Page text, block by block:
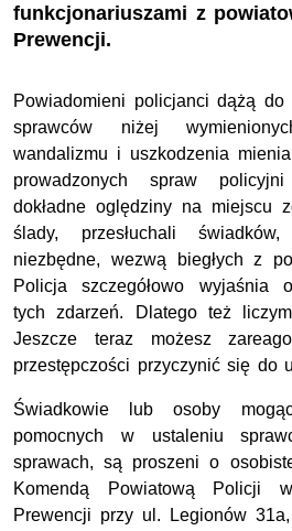
funkcjonariuszami z
Prewencji.
Powiadomieni policjanci dążą
sprawców niżej
wandalizmu i uszkodzenia
prowadzonych spraw
dokładne oględziny na miejscu
ślady, przesłuchali
niezbędne, wezwą biegłych z
Policja szczegółowo wyjaśnia
tych zdarzeń. Dlatego też
Jeszcze teraz możesz
przestępczości przyczynić się do
Świadkowie lub osoby
pomocnych w ustaleniu
sprawach, są proszeni o
Komendą Powiatową Policji
Prewencji przy ul. Legionów